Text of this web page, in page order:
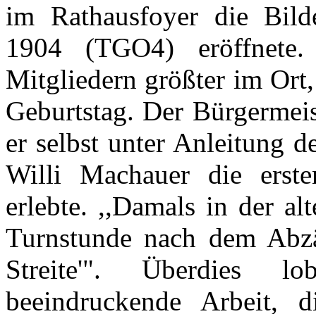
im Rathausfoyer die
1904 (TGO4)
Mitgliedern größter im
Geburtstag. Der
er selbst unter Anleitung
Willi Machauer die
erlebte. ,,Damals in der
Turnstunde nach dem
Streite'". Überdies
beeindruckende Arbeit,